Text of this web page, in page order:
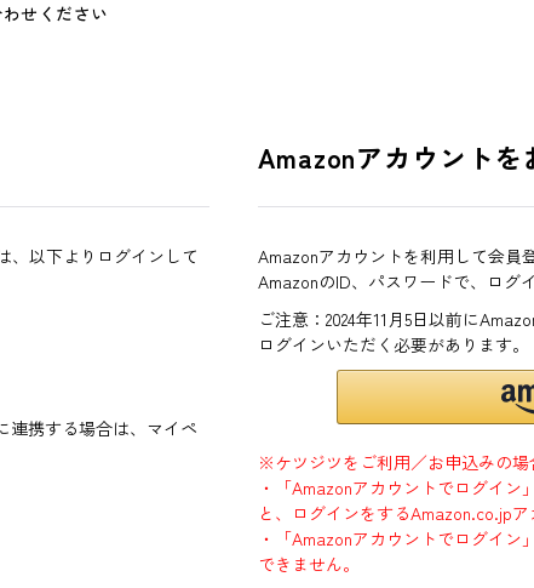
せください
、以下よりログインして
連携する場合は、マイペ
Amazonアカウントを
Amazonアカウントを利用して会員
AmazonのID、パスワードで、ログ
ご注意：2024年11月5日以前に
ログインいただく必要があります
※ケツジツをご利用／お申込みの場
・「Amazonアカウントでログイ
と、ログインをするAmazon.co.jp
・「Amazonアカウントでログイ
できません。